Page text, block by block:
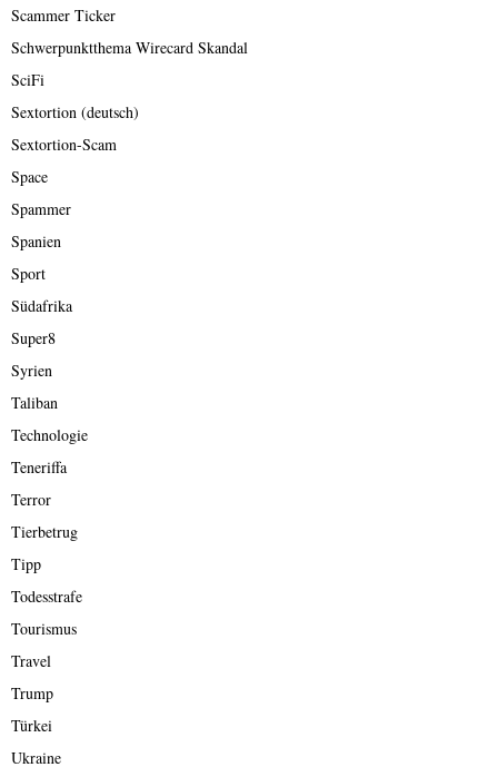
Scammer Ticker
Schwerpunktthema Wirecard Skandal
SciFi
Sextortion (deutsch)
Sextortion-Scam
Space
Spammer
Spanien
Sport
Südafrika
Super8
Syrien
Taliban
Technologie
Teneriffa
Terror
Tierbetrug
Tipp
Todesstrafe
Tourismus
Travel
Trump
Türkei
Ukraine